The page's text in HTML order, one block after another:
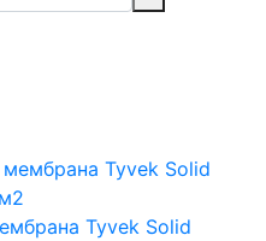
Tyvek Solid